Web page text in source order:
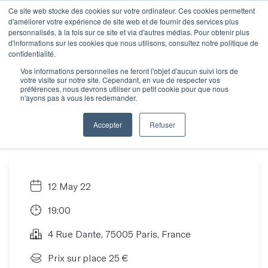
Ce site web stocke des cookies sur votre ordinateur. Ces cookies permettent
d'améliorer votre expérience de site web et de fournir des services plus
personnalisés, à la fois sur ce site et via d'autres médias. Pour obtenir plus
d'informations sur les cookies que nous utilisons, consultez notre politique de
confidentialité.
Vos informations personnelles ne feront l'objet d'aucun suivi lors de
votre visite sur notre site. Cependant, en vue de respecter vos
préférences, nous devrons utiliser un petit cookie pour que nous
n'ayons pas à vous les redemander.
Accepter Refuser
Dans les coulisses des
services des
manuscrits
12 May 22
19:00
4 Rue Dante, 75005 Paris, France
Prix sur place 25 €